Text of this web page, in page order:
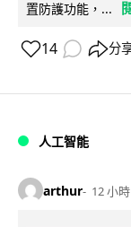
置防護功能，...
14 分
人工智能
arthur 12 小時